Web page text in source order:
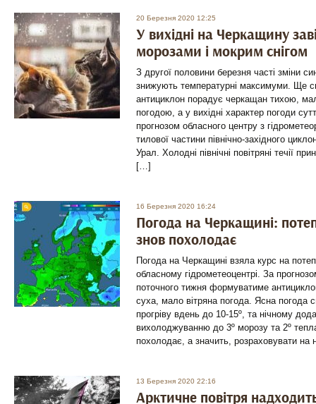
20 Березня 2020 12:25
У вихідні на Черкащину
морозами і мокрим снігом
З другої половини березня часті зміни
знижують температурні максимуми. Ще
антициклон порадує черкащан тихою,
погодою, а у вихідні характер погоди
прогнозом обласного центру з
тилової частини північно-західного
Урал. Холодні північні повітряні течії
[…]
16 Березня 2020 16:24
Погода на Черкащині:
знов похолодає
Погода на Черкащині взяла курс на
обласному гідрометеоцентрі. За
поточного тижня формуватиме
суха, мало вітряна погода. Ясна погода
прогріву вдень до 10-15º, та нічному
вихолоджуванню до 3º морозу та 2º
похолодає, а значить, розраховувати
13 Березня 2020 22:16
Арктичне повітря